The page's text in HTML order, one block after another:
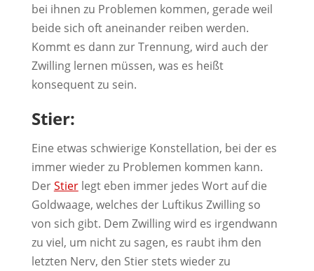
bei ihnen zu Problemen kommen, gerade weil
beide sich oft aneinander reiben werden.
Kommt es dann zur Trennung, wird auch der
Zwilling lernen müssen, was es heißt
konsequent zu sein.
Stier:
Eine etwas schwierige Konstellation, bei der es
immer wieder zu Problemen kommen kann.
DerStierlegt eben immer jedes Wort auf die
Goldwaage, welches der Luftikus Zwilling so
von sich gibt. Dem Zwilling wird es irgendwann
zu viel, um nicht zu sagen, es raubt ihm den
letzten Nerv, den Stier stets wieder zu